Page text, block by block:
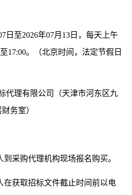
日至2026年07月13日，每天上午
17:00。（北京时间，法定节假日
代理有限公司（天津市河东区九
务室）
到采购代理机构现场报名购买。
在获取招标文件截止时间前以电